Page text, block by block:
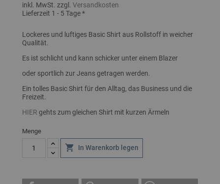
inkl. MwSt. zzgl. Versandkosten
Lieferzeit 1 - 5 Tage *
Lockeres und luftiges Basic Shirt aus Rollstoff in weicher
Qualität.
Es ist schlicht und kann schicker unter einem Blazer
oder sportlich zur Jeans getragen werden.
Ein tolles Basic Shirt für den Alltag, das Business und die
Freizeit.
HIER gehts zum gleichen Shirt mit kurzen Ärmeln
Menge
 In Warenkorb legen